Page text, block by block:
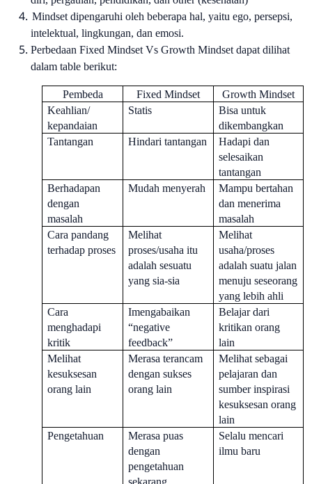
Mindset dipengaruhi oleh beberapa hal, yaitu ego, persepsi,
intelektual, lingkungan, dan emosi.
Perbedaan Fixed Mindset Vs Growth Mindset dapat dilihat
dalam table berikut:
Pembeda Fixed Mindset
Growth Mindset
Keahlian/
kepandaian
Statis
Bisa untuk
dikembangkan
Tantangan
Hindari tantangan
Hadapi dan
selesaikan
tantangan
Berhadapan
dengan
masalah
Mudah menyerah
Mampu bertahan
dan menerima
masalah
Cara pandang
terhadap proses
Melihat
proses/usaha itu
adalah sesuatu
yang sia-sia
Melihat
usaha/proses
adalah suatu jalan
menuju seseorang
yang lebih ahli
Cara
menghadapi
kritik
Imengabaikan
“negative
feedback”
Belajar dari
kritikan orang
lain
Melihat
kesuksesan
orang lain
Merasa terancam
dengan sukses
orang lain
Melihat sebagai
pelajaran dan
sumber inspirasi
kesuksesan orang
lain
Pengetahuan
Merasa puas
dengan
pengetahuan
Selalu mencari
ilmu baru